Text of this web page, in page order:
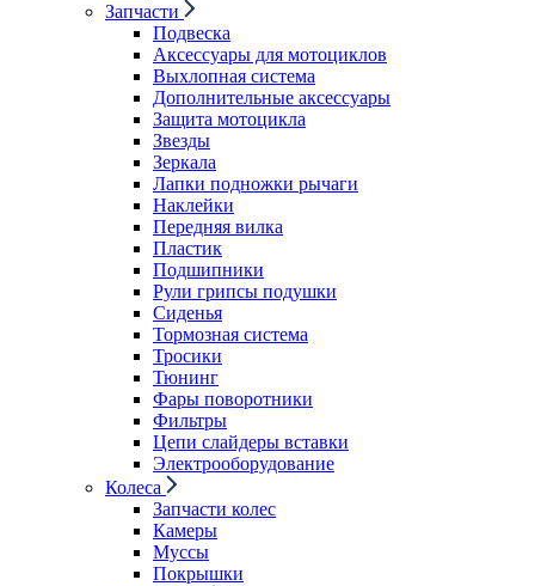
Запчасти
Подвеска
Аксессуары для мотоциклов
Выхлопная система
Дополнительные аксессуары
Защита мотоцикла
Звезды
Зеркала
Лапки подножки рычаги
Наклейки
Передняя вилка
Пластик
Подшипники
Рули грипсы подушки
Сиденья
Тормозная система
Тросики
Тюнинг
Фары поворотники
Фильтры
Цепи слайдеры вставки
Электрооборудование
Колеса
Запчасти колес
Камеры
Муссы
Покрышки